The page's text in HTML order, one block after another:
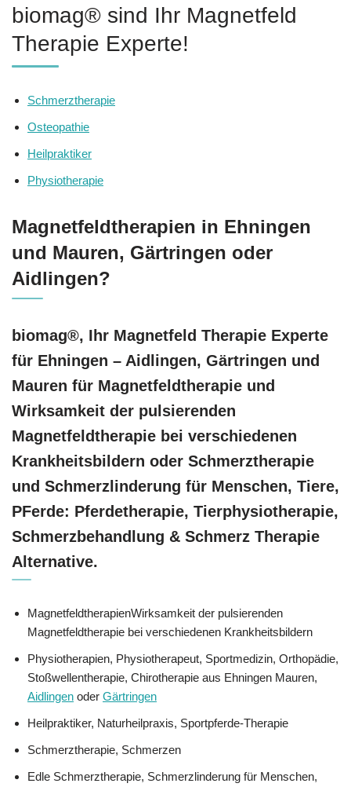
biomag® sind Ihr Magnetfeld
Therapie Experte!
Schmerztherapie
Osteopathie
Heilpraktiker
Physiotherapie
Magnetfeldtherapien in Ehningen
und Mauren, Gärtringen oder
Aidlingen?
biomag®, Ihr Magnetfeld Therapie Experte
für Ehningen – Aidlingen, Gärtringen und
Mauren für Magnetfeldtherapie und
Wirksamkeit der pulsierenden
Magnetfeldtherapie bei verschiedenen
Krankheitsbildern oder Schmerztherapie
und Schmerzlinderung für Menschen, Tiere,
PFerde: Pferdetherapie, Tierphysiotherapie,
Schmerzbehandlung & Schmerz Therapie
Alternative.
MagnetfeldtherapienWirksamkeit der pulsierenden
Magnetfeldtherapie bei verschiedenen Krankheitsbildern
Physiotherapien, Physiotherapeut, Sportmedizin, Orthopädie,
Stoßwellentherapie, Chirotherapie aus Ehningen Mauren,
Aidlingen oder Gärtringen
Heilpraktiker, Naturheilpraxis, Sportpferde-Therapie
Schmerztherapie, Schmerzen
Edle Schmerztherapie, Schmerzlinderung für Menschen,